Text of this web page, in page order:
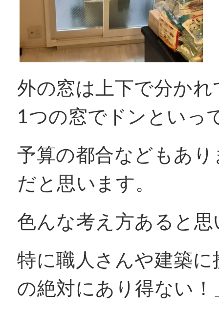
外の窓は上下で分か
1つの窓でドンといっ
予算の都合などもあ
だと思います。
色んな考え方あると思
特に職人さんや建築
の絶対にあり得ない！